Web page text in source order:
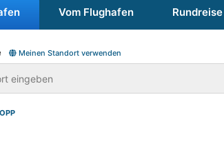
Vom Flughafen Rundreise
Meinen Standort verwenden